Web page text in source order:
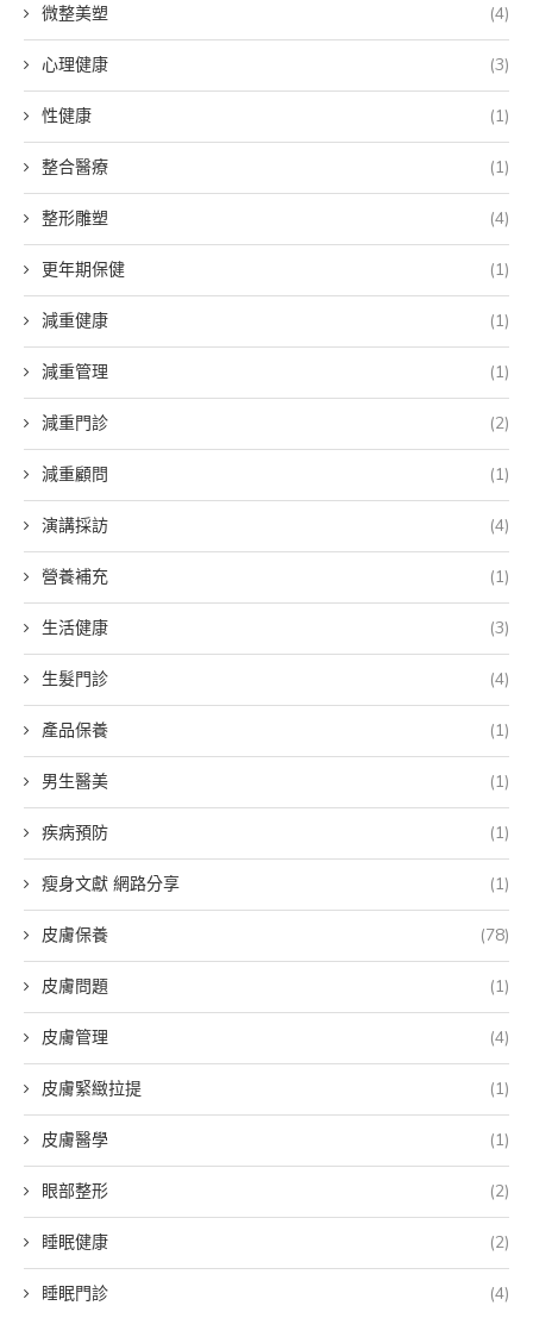
微整美塑 (4)
心理健康 (3)
性健康 (1)
整合醫療 (1)
整形雕塑 (4)
更年期保健 (1)
減重健康 (1)
減重管理 (1)
減重門診 (2)
減重顧問 (1)
演講採訪 (4)
營養補充 (1)
生活健康 (3)
生髮門診 (4)
產品保養 (1)
男生醫美 (1)
疾病預防 (1)
瘦身文獻 網路分享 (1)
皮膚保養 (78)
皮膚問題 (1)
皮膚管理 (4)
皮膚緊緻拉提 (1)
皮膚醫學 (1)
眼部整形 (2)
睡眠健康 (2)
睡眠門診 (4)